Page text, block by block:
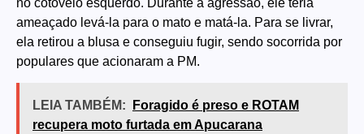
ameaçado levá-la para o mato e matá-la. Para se livrar,
ela retirou a blusa e conseguiu fugir, sendo socorrida por
populares que acionaram a PM.
LEIA TAMBÉM:
Foragido é preso e ROTAM
recupera moto furtada em Apucarana